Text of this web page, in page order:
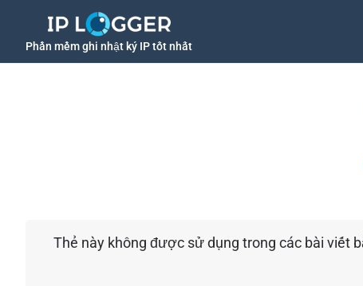
Phần mềm ghi nhật ký IP tốt nhất